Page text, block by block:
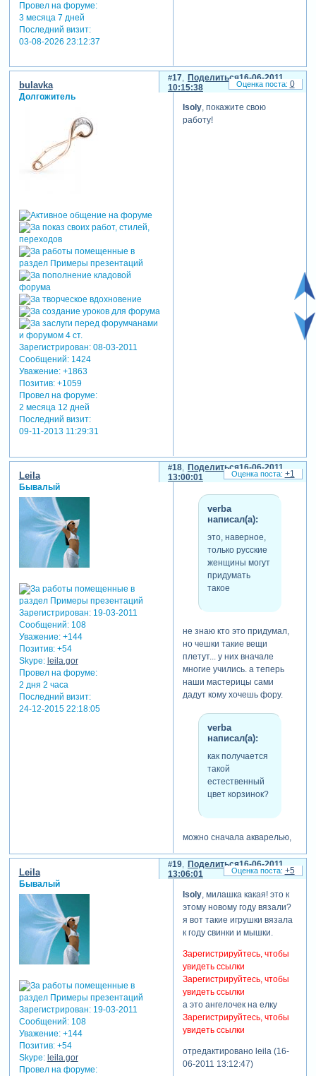
Провел на форуме:
3 месяца 7 дней
Последний визит:
03-08-2026 23:12:37
Поделиться
17
16-06-2011
10:15:38
bulavka
Долгожитель
Зарегистрирован: 08-03-2011
Сообщений:1424
Уважение: +1863
Позитив: +1059
Провел на форуме:
2 месяца 12 дней
Последний визит:
09-11-2013 11:29:31
lsoly, покажите свою
работу!
0
Поделиться
18
16-06-2011
13:00:01
Leila
Бывалый
Зарегистрирован: 19-03-2011
Сообщений:108
Уважение: +144
Позитив: +54
Skype: leila.gor
Провел на форуме:
2 дня 2 часа
Последний визит:
24-12-2015 22:18:05
verba
написал(а):
это, наверное,
только русские
женщины могут
придумать
такое
не знаю кто это придумал,
но чешки такие вещи
плетут... у них вначале
многие учились. а теперь
наши мастерицы сами
дадут кому хочешь фору.
verba
написал(а):
как получается
такой
естественный
цвет корзинок?
можно сначала акварелью,
но это для маленьких
изделий. корзину я уже
много. разные оттенки есть.
verba
материала
достаточно
как я раньше не любила
рекламные проспекты и
родные их в магазинах
берут и на улице не
+1
Поделиться
19
16-06-2011
13:06:01
Leila
Бывалый
Зарегистрирован: 19-03-2011
Сообщений:108
Уважение: +144
Позитив: +54
Skype: leila.gor
Провел на форуме:
lsoly, милашка какая! это к
этому новому году вязали?
я вот такие игрушки вязала
к году свинки и мышки.
Зарегистрируйтесь, чтобы
увидеть ссылки
Зарегистрируйтесь, чтобы
увидеть ссылки
а это ангелочек на елку
Зарегистрируйтесь, чтобы
увидеть ссылки
отредактировано leila (16-
06-2011 13:12:47)
+5